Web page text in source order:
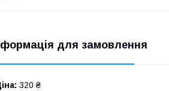
для замовлення
320 ₴